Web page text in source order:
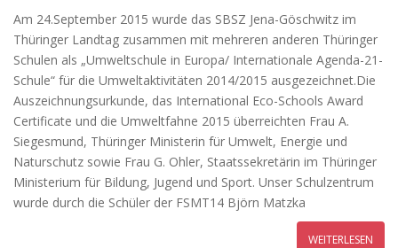
Am 24.September 2015 wurde das SBSZ Jena-Göschwitz im
Thüringer Landtag zusammen mit mehreren anderen Thüringer
Schulen als „Umweltschule in Europa/ Internationale Agenda-21-
Schule“ für die Umweltaktivitäten 2014/2015 ausgezeichnet.Die
Auszeichnungsurkunde, das International Eco-Schools Award
Certificate und die Umweltfahne 2015 überreichten Frau A.
Siegesmund, Thüringer Ministerin für Umwelt, Energie und
Naturschutz sowie Frau G. Ohler, Staatssekretärin im Thüringer
Ministerium für Bildung, Jugend und Sport. Unser Schulzentrum
wurde durch die Schüler der FSMT14 Björn Matzka
WEITERLESEN